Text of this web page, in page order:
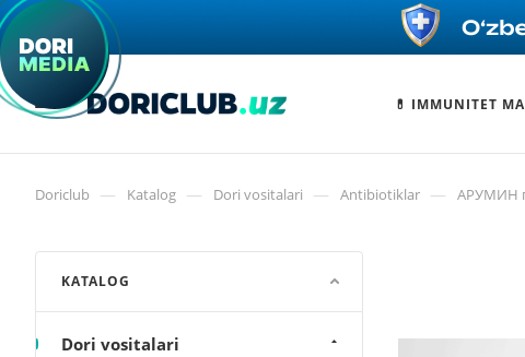
💊 IMMUNITET
Doriclub — Katalog — Dori vositalari — Antibiotiklar — АРУМИН
KATALOG
Dori vositalari